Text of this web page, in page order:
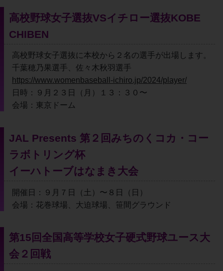
高校野球女子選抜VSイチロー選抜KOBE
CHIBEN
高校野球女子選抜に本校から２名の選手が出場します。
千葉穂乃果選手、佐々木秋羽選手
https://www.womenbaseball-ichiro.jp/2024/player/
日時：９月２３日（月）１３：３０〜
会場：東京ドーム
JAL Presents 第２回みちのくコカ・コー
ラボトリング杯
イーハトーブはなまき大会
開催日：９月７日（土）〜８日（日）
会場：花巻球場、大迫球場、笹間グラウンド
第15回全国高等学校女子硬式野球ユース大
会２回戦